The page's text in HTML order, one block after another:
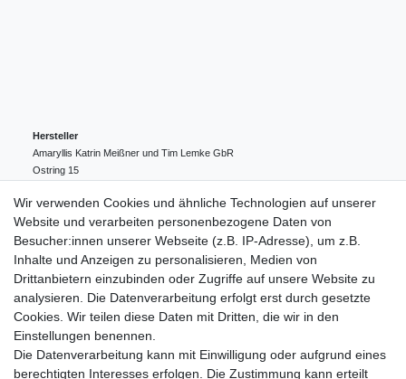
Hersteller
Amaryllis Katrin Meißner und Tim Lemke GbR
Ostring 15
004943548099856
amaryllis-eckernfoerde@t-online.de
EU-Verantwortlicher
Amaryllis Katrin Meißner und Tim Lemke GbR
Ostring
15
004943548099856
amaryllis-eckernfoerde@t-online.de
Wir verwenden Cookies und ähnliche Technologien auf unserer
Website und verarbeiten personenbezogene Daten von
Besucher:innen unserer Webseite (z.B. IP-Adresse), um z.B.
Inhalte und Anzeigen zu personalisieren, Medien von
Drittanbietern einzubinden oder Zugriffe auf unsere Website zu
analysieren. Die Datenverarbeitung erfolgt erst durch gesetzte
Cookies. Wir teilen diese Daten mit Dritten, die wir in den
Einstellungen benennen.
Die Datenverarbeitung kann mit Einwilligung oder aufgrund eines
berechtigten Interesses erfolgen. Die Zustimmung kann erteilt